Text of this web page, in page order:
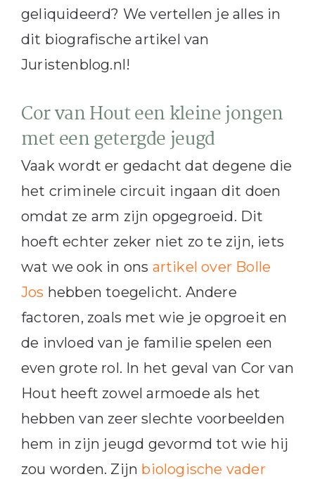
geliquideerd? We vertellen je alles in
dit biografische artikel van
Juristenblog.nl!
Cor van Hout een kleine jongen
met een getergde jeugd
Vaak wordt er gedacht dat degene die
het criminele circuit ingaan dit doen
omdat ze arm zijn opgegroeid. Dit
hoeft echter zeker niet zo te zijn, iets
wat we ook in ons artikel over Bolle
Jos hebben toegelicht. Andere
factoren, zoals met wie je opgroeit en
de invloed van je familie spelen een
even grote rol. In het geval van Cor van
Hout heeft zowel armoede als het
hebben van zeer slechte voorbeelden
hem in zijn jeugd gevormd tot wie hij
zou worden. Zijn biologische vader